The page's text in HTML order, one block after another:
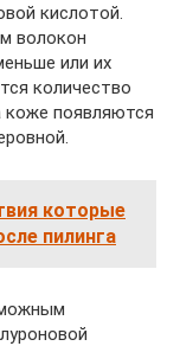
кислотой.
волокон
или их
количество
коже появляются
которые
пилинга